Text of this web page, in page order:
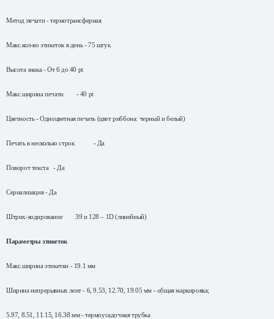
Метод печати - термотрансферная
Макс.кол-во этикеток в день - 75 штук
Высота знака - От 6 до 40 pt
Макс.ширина печати -40 pt
Цветность - Одноцветная печать (цвет риббона: черный и белый)
Печать в несколько строк - Да
Поворот текста - Да
Сериализация - Да
Штрих-кодирование 39 и 128 – 1D (линейный)
Параметры этикеток
Макс.ширина этикетки - 19.1 мм
Ширина непрерывных лент - 6, 9.53, 12.70, 19.05 мм - общая маркировка;
5.97, 8.51, 11.15, 16.38 мм- термоусадочная трубка